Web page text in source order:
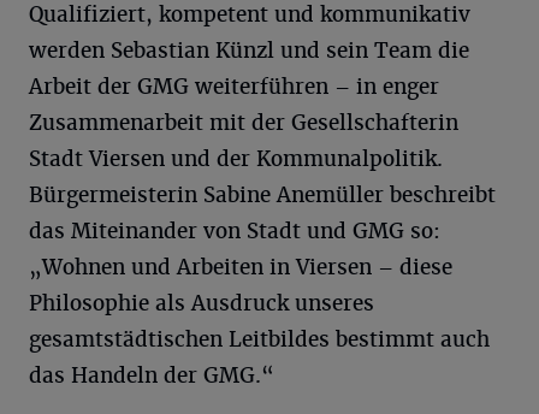
Qualifiziert, kompetent und kommunikativ
werden Sebastian Künzl und sein Team die
Arbeit der GMG weiterführen – in enger
Zusammenarbeit mit der Gesellschafterin
Stadt Viersen und der Kommunalpolitik.
Bürgermeisterin Sabine Anemüller beschreibt
das Miteinander von Stadt und GMG so:
„Wohnen und Arbeiten in Viersen – diese
Philosophie als Ausdruck unseres
gesamtstädtischen Leitbildes bestimmt auch
das Handeln der GMG.“